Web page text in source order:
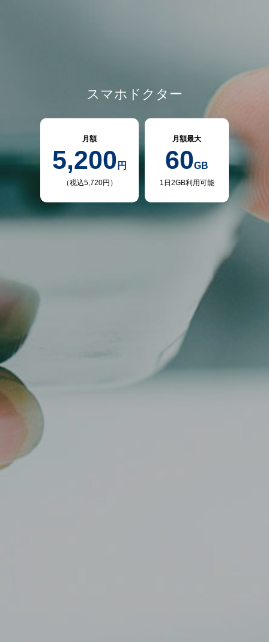
スマホドクター
月額
5,200 円
（税込5,720円）
月額最大
60GB
1日2GB利用可能